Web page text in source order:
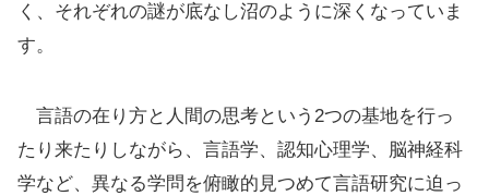
く、それぞれの謎が底なし沼のように深くなっていま
す。
言語の在り方と人間の思考という2つの基地を行っ
たり来たりしながら、言語学、認知心理学、脳神経科
学など、異なる学問を俯瞰的見つめて言語研究に迫っ